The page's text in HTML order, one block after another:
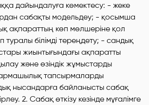
дайындалуға көмектесу: - жеке
сабақты модельдеу; - қосымша
ақпараттың көп мөлшеріне қол
туралы білімді тереңдету; - сандық
жиынтығындағы ақпаратты
және өзіндік жұмыстарды
тапсырмаларды
нысандарға байланысты сабақ
2. Сабақ өткізу кезінде мұғалімге